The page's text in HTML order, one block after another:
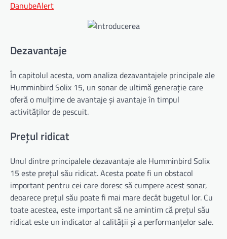
DanubeAlert
Dezavantaje
În capitolul acesta, vom analiza dezavantajele principale ale
Humminbird Solix 15, un sonar de ultimă generație care
oferă o mulțime de avantaje și avantaje în timpul
activităților de pescuit.
Prețul ridicat
Unul dintre principalele dezavantaje ale Humminbird Solix
15 este prețul său ridicat. Acesta poate fi un obstacol
important pentru cei care doresc să cumpere acest sonar,
deoarece prețul său poate fi mai mare decât bugetul lor. Cu
toate acestea, este important să ne amintim că prețul său
ridicat este un indicator al calității și a performanțelor sale.